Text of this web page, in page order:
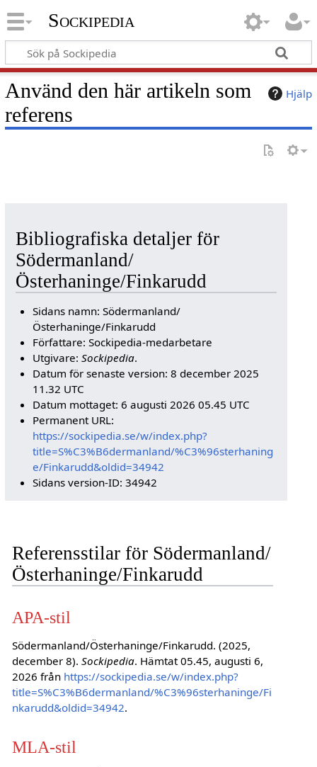
Sockipedia
Hjälp
Använd den här artikeln som
referens
Bibliografiska detaljer för
Södermanland/
Österhaninge/Finkarudd
Sidans namn: Södermanland/
Österhaninge/Finkarudd
Författare: Sockipedia-medarbetare
Utgivare:Sockipedia.
Datum för senaste version: 8 december 2025
11.32 UTC
Datum mottaget: 6 augusti 2026 05.45 UTC
Permanent URL:
https://sockipedia.se/w/index.php?
title=S%C3%B6dermanland/%C3%96sterhaning
e/Finkarudd&oldid=34942
Sidans version-ID: 34942
Referensstilar för Södermanland/
Österhaninge/Finkarudd
APA-stil
Södermanland/Österhaninge/Finkarudd. (2025,
december 8). Sockipedia. Hämtat 05.45, augusti 6,
2026 från https://sockipedia.se/w/index.php?
title=S%C3%B6dermanland/%C3%96sterhaninge/Fi
nkarudd&oldid=34942.
MLA-stil